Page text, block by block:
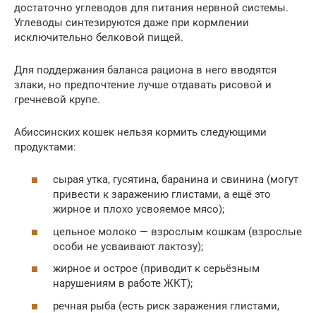
достаточно углеводов для питания нервной системы.
Углеводы синтезируются даже при кормлении
исключительно белковой пищей.
Для поддержания баланса рациона в него вводятся
злаки, но предпочтение лучше отдавать рисовой и
гречневой крупе.
Абиссинских кошек нельзя кормить следующими
продуктами:
сырая утка, гусятина, баранина и свинина (могут
привести к заражению глистами, а ещё это
жирное и плохо усвояемое мясо);
цельное молоко — взрослым кошкам (взрослые
особи не усваивают лактозу);
жирное и острое (приводит к серьёзным
нарушениям в работе ЖКТ);
речная рыба (есть риск заражения глистами,